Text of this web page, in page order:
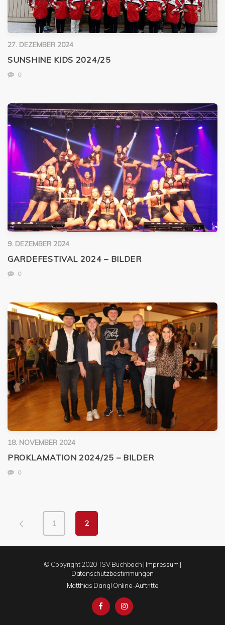
27. DEZEMBER 2024
SUNSHINE KIDS 2024/25
0
9. DEZEMBER 2024
GARDEFESTIVAL 2024 – BILDER
0
18. NOVEMBER 2024
PROKLAMATION 2024/25 – BILDER
0
1 2
© Copyright 2020 TSV Buchbach | Impressum |
Datenschutzbestimmungen
Matthias Dangl Online-Auftritte